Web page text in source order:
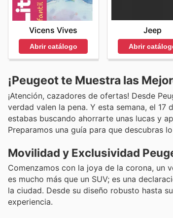
Vicens Vives
Abrir catálogo
Jeep
Abrir
¡Peugeot te Muestra las
¡Atención, cazadores de ofertas! Desde
verdad valen la pena. Y esta semana, el
estabas buscando ahorrarte unas lucas y
Preparamos una guía para que descubras
Movilidad y Exclusividad
Comenzamos con la joya de la corona, un
es mucho más que un SUV; es una
la ciudad. Desde su diseño robusto hasta
experiencia.